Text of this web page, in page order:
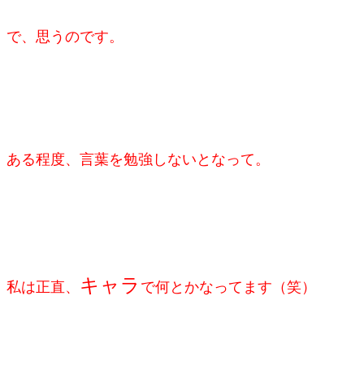
で、思うのです。
ある程度、言葉を勉強しないとなって。
私は正直、 キャラ で何とかなってます（笑）